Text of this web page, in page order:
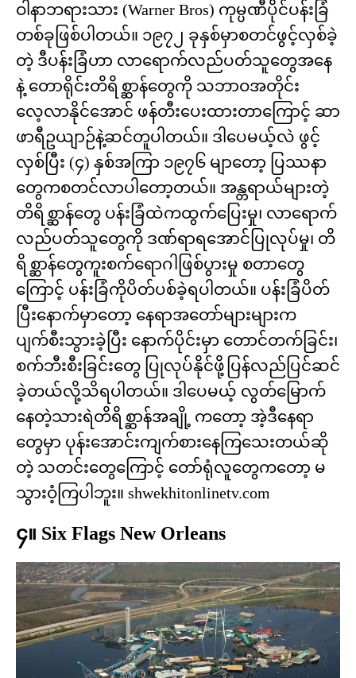
ဝါနာဘရားသား (Warner Bros) ကုမ္ပဏီပိုင်ပန်းခြံ
တစ်ခုဖြစ်ပါတယ်။ ၁၉၇၂ ခုနှစ်မှာစတင်ဖွင့်လှစ်ခဲ့
တဲ့ ဒီပန်းခြံဟာ လာရောက်လည်ပတ်သူတွေအနေ
နဲ့ တောရိုင်းတိရိစ္ဆာန်တွေကို သဘာဝအတိုင်း
လေ့လာနိုင်အောင် ဖန်တီးပေးထားတာကြောင့် ဆာ
ဖာရီဥယျာဉ်နဲ့ဆင်တူပါတယ်။ ဒါပေမယ့်လဲ ဖွင့်
လှစ်ပြီး (၄) နှစ်အကြာ ၁၉၇၆ မျာတော့ ပြဿနာ
တွေကစတင်လာပါတော့တယ်။ အန္တရာယ်များတဲ့
တိရိစ္ဆာန်တွေ ပန်းခြံထဲကထွက်ပြေးမှု၊ လာရောက်
လည်ပတ်သူတွေကို ဒဏ်ရာရအောင်ပြုလုပ်မှု၊ တိ
ရိစ္ဆာန်တွေကူးစက်ရောဂါဖြစ်ပွားမှု စတာတွေ
ကြောင့် ပန်းခြံကိုပိတ်ပစ်ခဲ့ရပါတယ်။ ပန်းခြံပိတ်
ပြီးနောက်မှာတော့ နေရာအတော်များများက
ပျက်စီးသွားခဲ့ပြီး နောက်ပိုင်းမှာ တောင်တက်ခြင်း၊
စက်ဘီးစီးခြင်းတွေ ပြုလုပ်နိုင်ဖို့ပြန်လည်ပြင်ဆင်
ခဲ့တယ်လို့သိရပါတယ်။ ဒါပေမယ့် လွတ်မြောက်
နေတဲ့သားရဲတိရိစ္ဆာန်အချို့ ကတော့ အဲ့ဒီနေရာ
တွေမှာ ပုန်းအောင်းကျက်စားနေကြသေးတယ်ဆို
တဲ့ သတင်းတွေကြောင့် တော်ရုံလူတွေကတော့ မ
သွားဝံ့ကြပါဘူး။ shwekhitonlinetv.com
၄။ Six Flags New Orleans